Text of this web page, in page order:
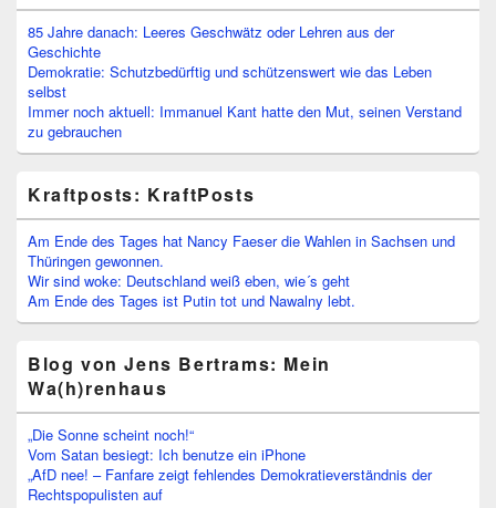
85 Jahre danach: Leeres Geschwätz oder Lehren aus der
Geschichte
Demokratie: Schutzbedürftig und schützenswert wie das Leben
selbst
Immer noch aktuell: Immanuel Kant hatte den Mut, seinen Verstand
zu gebrauchen
Kraftposts: KraftPosts
Am Ende des Tages hat Nancy Faeser die Wahlen in Sachsen und
Thüringen gewonnen.
Wir sind woke: Deutschland weiß eben, wie´s geht
Am Ende des Tages ist Putin tot und Nawalny lebt.
Blog von Jens Bertrams: Mein
Wa(h)renhaus
„Die Sonne scheint noch!“
Vom Satan besiegt: Ich benutze ein iPhone
„AfD nee! – Fanfare zeigt fehlendes Demokratieverständnis der
Rechtspopulisten auf